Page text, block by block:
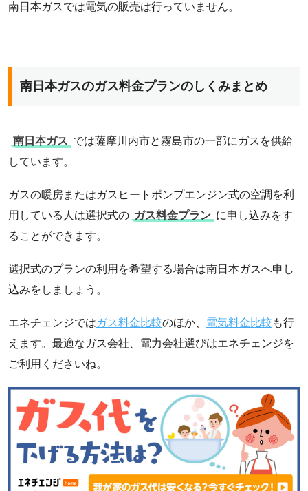
南日本ガスでは電気の販売は行っていません。
南日本ガスのガス料金プランのしくみまとめ
南日本ガス では薩摩川内市と霧島市の一部にガスを供給
しています。
ガスの暖房またはガスヒートポンプエンジン式の空調を利
用している人は選択式の ガス料金プラン に申し込みをす
ることができます。
選択式のプランの利用を希望する場合は南日本ガスへ申し
込みをしましょう。
エネチェンジではガス料金比較のほか、 電気料金比較 も行
えます。最適なガス会社、電力会社選びはエネチェンジを
ご利用くださいね。